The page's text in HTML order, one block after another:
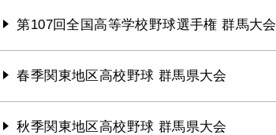
第107回全国高等学校野球選手権 群馬大会
春季関東地区高校野球 群馬県大会
秋季関東地区高校野球 群馬県大会